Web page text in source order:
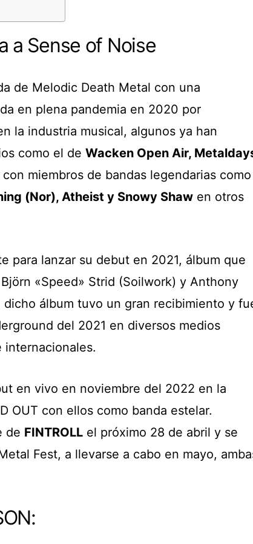
a Sense of Noise
de Melodic Death Metal con una
en plena pandemia en 2020 por
la industria musical, algunos ya han
como el de Wacken Open Air,
miembros de bandas legendarias como
(Nor), Atheist y Snowy Shaw en otros
para lanzar su debut en 2021, álbum que
«Speed» Strid (Soilwork) y Anthony
álbum tuvo un gran recibimiento y
del 2021 en diversos medios
internacionales.
en vivo en noviembre del 2022 en la
OUT con ellos como banda estelar.
de FINTROLL el próximo 28 de abril y se
Fest, a llevarse a cabo en mayo,